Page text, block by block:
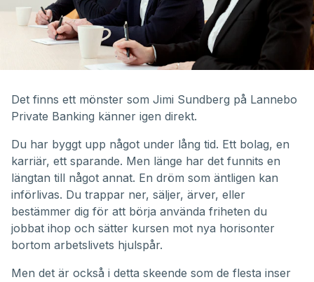
Det finns ett mönster som Jimi Sundberg på Lannebo
Private Banking känner igen direkt.
Du har byggt upp något under lång tid. Ett bolag, en
karriär, ett sparande. Men länge har det funnits en
längtan till något annat. En dröm som äntligen kan
införlivas. Du trappar ner, säljer, ärver, eller
bestämmer dig för att börja använda friheten du
jobbat ihop och sätter kursen mot nya horisonter
bortom arbetslivets hjulspår.
Men det är också i detta skeende som de flesta inser